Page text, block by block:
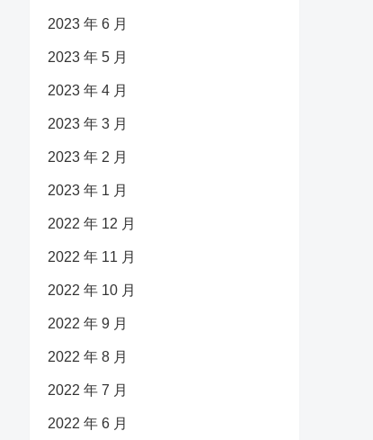
2023 年 6 月
2023 年 5 月
2023 年 4 月
2023 年 3 月
2023 年 2 月
2023 年 1 月
2022 年 12 月
2022 年 11 月
2022 年 10 月
2022 年 9 月
2022 年 8 月
2022 年 7 月
2022 年 6 月